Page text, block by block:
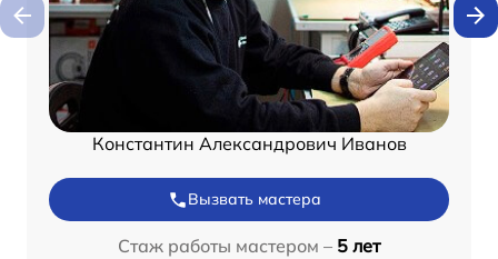
Константин Александрович Иванов
Вызвать мастера
Стаж работы мастером – 5 лет